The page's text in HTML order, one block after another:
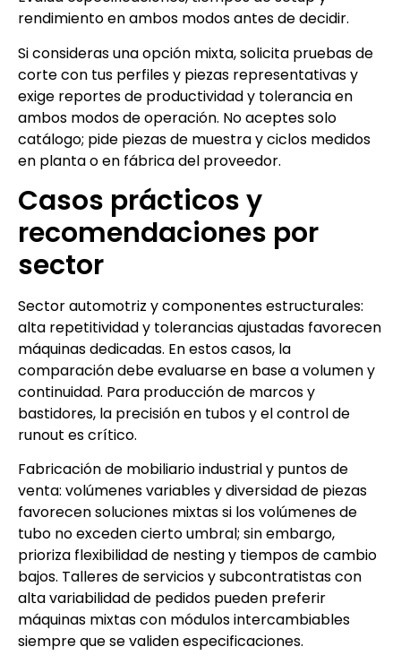
rendimiento en ambos modos antes de decidir.
Si consideras una opción mixta, solicita pruebas de
corte con tus perfiles y piezas representativas y
exige reportes de productividad y tolerancia en
ambos modos de operación. No aceptes solo
catálogo; pide piezas de muestra y ciclos medidos
en planta o en fábrica del proveedor.
Casos prácticos y
recomendaciones por
sector
Sector automotriz y componentes estructurales:
alta repetitividad y tolerancias ajustadas favorecen
máquinas dedicadas. En estos casos, la
comparación debe evaluarse en base a volumen y
continuidad. Para producción de marcos y
bastidores, la precisión en tubos y el control de
runout es crítico.
Fabricación de mobiliario industrial y puntos de
venta: volúmenes variables y diversidad de piezas
favorecen soluciones mixtas si los volúmenes de
tubo no exceden cierto umbral; sin embargo,
prioriza flexibilidad de nesting y tiempos de cambio
bajos. Talleres de servicios y subcontratistas con
alta variabilidad de pedidos pueden preferir
máquinas mixtas con módulos intercambiables
siempre que se validen especificaciones.